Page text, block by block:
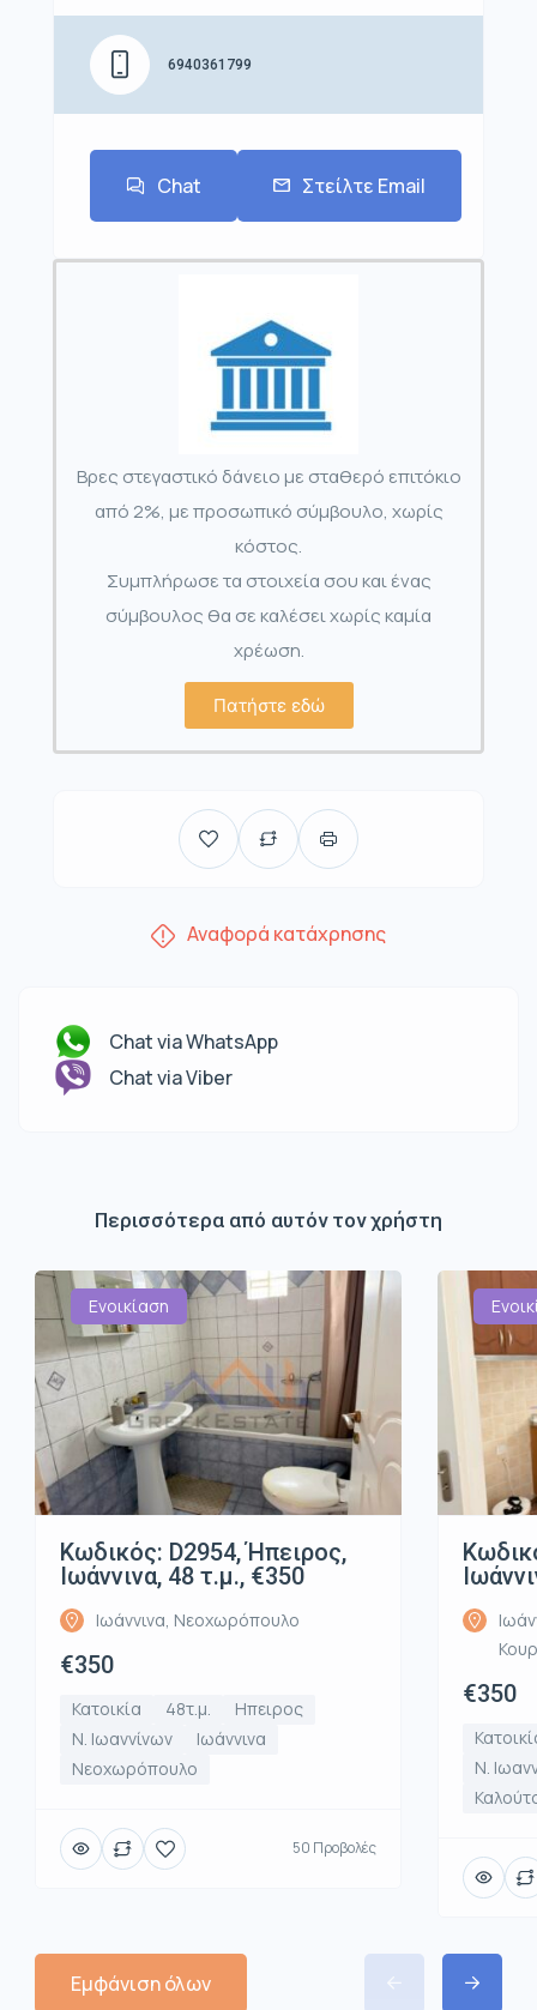
6940361799
Chat Στείλτε Email
Βρες στεγαστικό δάνειο με σταθερό επιτόκιο
από 2%, με προσωπικό σύμβουλο, χωρίς
κόστος.
Συμπλήρωσε τα στοιχεία σου και ένας
σύμβουλος θα σε καλέσει χωρίς καμία
χρέωση.
Πατήστε εδώ
Αναφορά κατάχρησης
Chat via WhatsApp
Chat via Viber
Περισσότερα από αυτόν τον χρήστη
Ενοικίαση
Κωδικός: D2954, Ήπειρος,
Ιωάννινα, 48 τ.μ., €350
Ιωάννινα, Νεοχωρόπουλο
€350
Κατοικία 48τ.μ.
Ηπειρος
Ν. Ιωαννίνων
Ιωάννινα
Νεοχωρόπουλο
50 Προβολές
€350
Ν.
Εμφάνιση όλων